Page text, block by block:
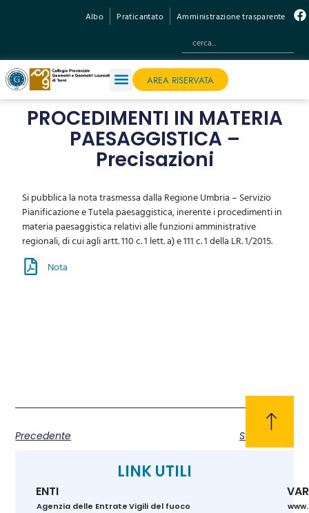
Albo Praticantato Amministrazione trasparente
AREA RISERVATA
PROCEDIMENTI IN MATERIA
PAESAGGISTICA –
Precisazioni
Si pubblica la nota trasmessa dalla Regione Umbria – Servizio
Pianificazione e Tutela paesaggistica, inerente i procedimenti in
materia paesaggistica relativi alle funzioni amministrative
regionali, di cui agli artt. 110 c. 1 lett. a) e 111 c. 1 della LR. 1/2015.
Nota
Precedente Successivo
LINK UTILI
ENTI
Agenzia delle Entrate Vigili del fuoco